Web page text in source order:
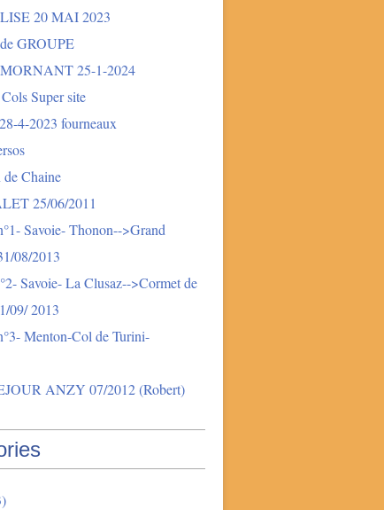
20 MAI 2023
GROUPE
25-1-2024
Super site
4-2023 fourneaux
Chaine
25/06/2011
Savoie- Thonon-->Grand
08/2013
Savoie- La Clusaz-->Cormet de
09/ 2013
Menton-Col de Turini-
ANZY 07/2012 (Robert)